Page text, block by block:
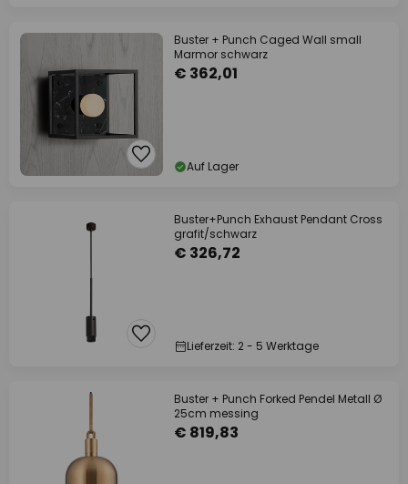
Buster + Punch Caged Wall small
Marmor schwarz
€ 362,01
Auf Lager
Buster+Punch Exhaust Pendant Cross
grafit/schwarz
€ 326,72
Lieferzeit: 2 - 5 Werktage
Buster + Punch Forked Pendel Metall Ø
25cm messing
€ 819,83